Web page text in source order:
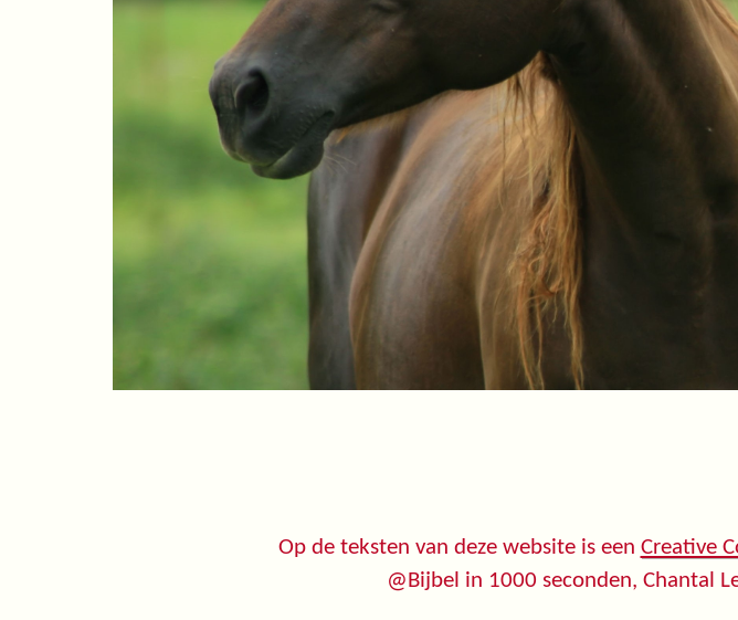
Op de teksten van deze website is een Creative
@Bijbel in 1000 seconden, Chantal